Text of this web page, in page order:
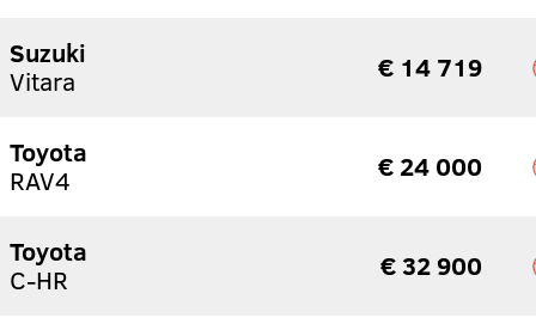
Suzuki
Vitara
€ 14 719
Toyota
RAV4
€ 24 000
Toyota
C-HR
€ 32 900